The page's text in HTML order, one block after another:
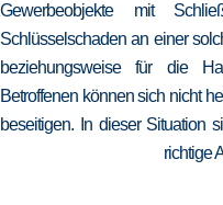
Gewerbeobjekte mit
Schlüsselschaden an einer
beziehungsweise für die
Betroffenen können sich nicht
beseitigen. In dieser Situation
richtige